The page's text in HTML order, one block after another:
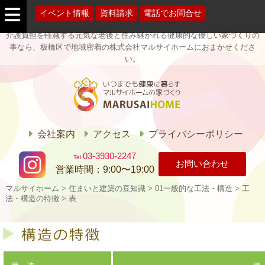
介護負担を軽減する元気な老後と住み継がれる健康的な優しい家づくりの
事なら、板橋区で地域密着の株式会社マルサイホームにおまかせくださ
い。
マルサイホー
会社案内 アクセス プライバシーポリシー
03-3930-2247
営業時間： 9:00〜19:00
お問い合わせ
イベント情報 資料請求 電話でお問合せ
マルサイホーム > 住まいと建築の豆知識 > 01一般的な工法・構造 >工
法・構造の特徴> 表